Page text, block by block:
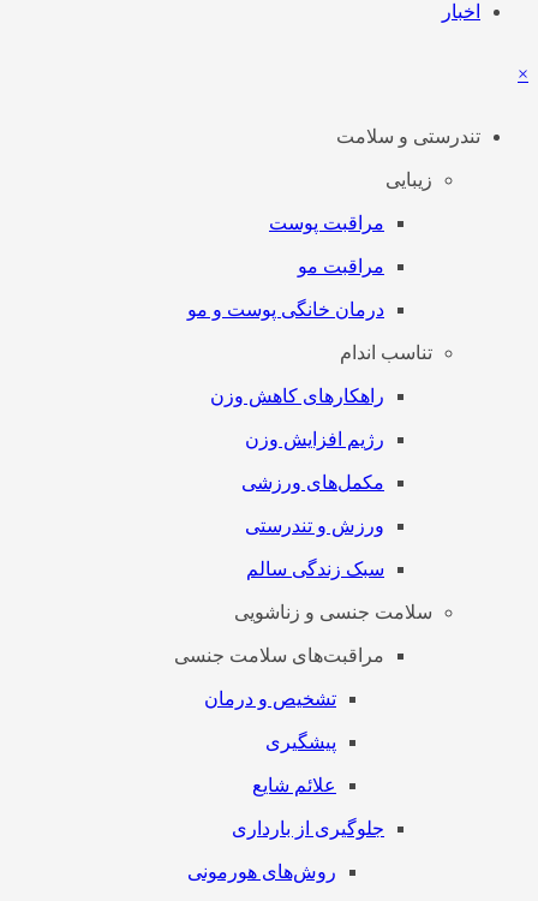
اخبار
×
تندرستی و سلامت
زیبایی
مراقبت پوست
مراقبت مو
درمان خانگی پوست و مو
تناسب اندام
راهکارهای کاهش وزن
رژیم افزایش وزن
مکمل‌های ورزشی
ورزش و تندرستی
سبک زندگی سالم
سلامت جنسی و زناشویی
مراقبت‌های سلامت جنسی
تشخیص و درمان
پیشگیری
علائم شایع
جلوگیری از بارداری
روش‌های هورمونی